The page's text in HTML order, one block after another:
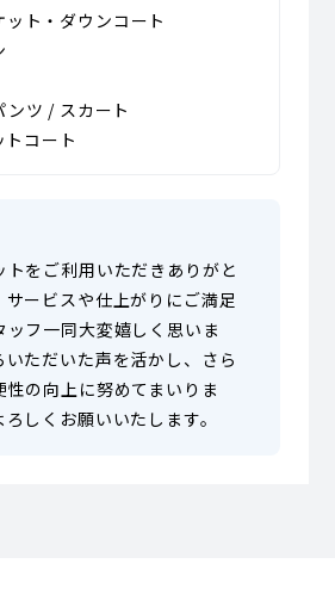
ット・ダウンコート
ンツ / スカート
コート
トをご利用いただきありがと
サービスや仕上がりにご満足
ッフ一同大変嬉しく思いま
ただいた声を活かし、さら
性の向上に努めてまいりま
しくお願いいたします。